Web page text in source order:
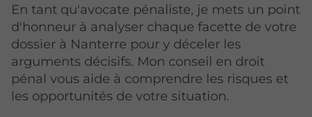
En tant qu'avocate pénaliste, je mets un point
d'honneur à analyser chaque facette de votre
dossier à Nanterre pour y déceler les
arguments décisifs. Mon conseil en droit
pénal vous aide à comprendre les risques et
les opportunités de votre situation.